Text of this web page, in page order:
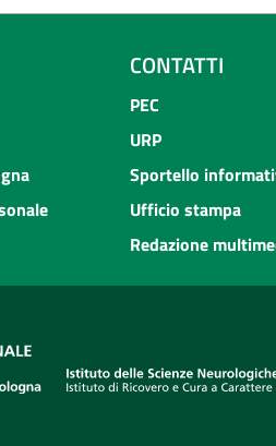
CONTATTI
PEC
URP
Sportello
Ufficio stampa
Redazione